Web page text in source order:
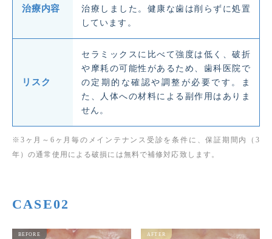
治療内容
治療しました。健康な歯は削らずに処置
しています。
リスク
セラミックスに比べて強度は低く、破折
や摩耗の可能性があるため、歯科医院で
の定期的な確認や調整が必要です。ま
た、人体への材料による副作用はありま
せん。
※3ヶ月～6ヶ月毎のメインテナンス受診を条件に、保証期間内（3
年）の通常使用による破損には無料で補修対応致します。
CASE02